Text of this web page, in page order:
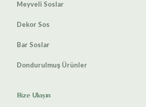
Meyveli Soslar
Dekor Sos
Bar Soslar
Dondurulmuş Ürünler
Bize Ulaşın